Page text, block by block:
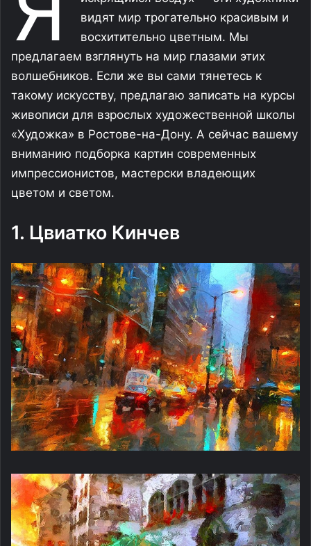
видят мир трогательно красивым и
восхитительно цветным. Мы
предлагаем взглянуть на мир глазами этих
волшебников. Если же вы сами тянетесь к
такому искусству, предлагаю записать на курсы
живописи для взрослых художественной школы
«Художка» в Ростове-на-Дону. А сейчас вашему
вниманию подборка картин современных
импрессионистов, мастерски владеющих
цветом и светом.
1. Цвиатко Кинчев